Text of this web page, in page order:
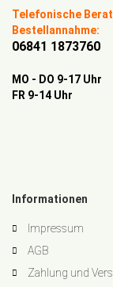
Telefonische
Bestellannahme:
06841 1873760
MO - DO 9-17 Uhr
FR 9-14 Uhr
Informationen
Impressum
AGB
Zahlung und